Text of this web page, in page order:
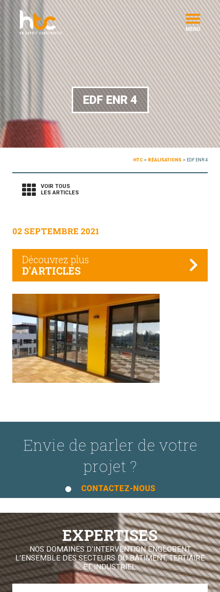
MENU
EDF ENR 4
HTC > RÉALISATIONS > EDF ENR 4
VOIR TOUS
LES ARTICLES
02 SEPTEMBRE 2021
Découvrez plus
D'ARTICLES
Envie de parler de votre
projet ?
CONTACTEZ-NOUS
EXPERTISES
NOS DOMAINES D'INTERVENTION ENGLOBENT
L’ENSEMBLE DES SECTEURS DU BÂTIMENT, TERTIAIRE
ET INDUSTRIEL.